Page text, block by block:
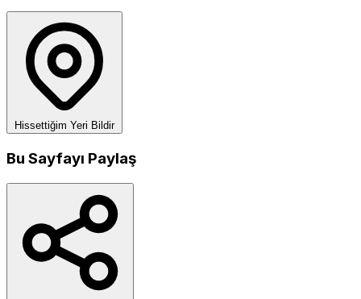
Hissettiğim Yeri Bildir
Bu Sayfayı Paylaş